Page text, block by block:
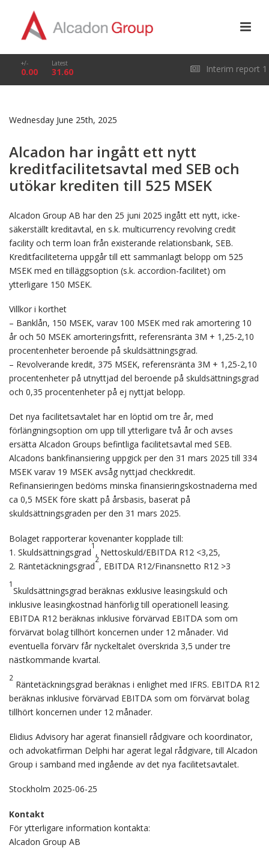
+/-
0.00
Latest
31.60 Interim report 1
Wednesday June 25th, 2025
Alcadon har ingått ett nytt
kreditfacilitetsavtal med SEB och
utökar krediten till 525 MSEK
Alcadon Group AB har den 25 juni 2025 ingått ett nytt, icke-
säkerställt kreditavtal, en s.k. multicurrency revolving credit
facility och term loan från existerande relationsbank, SEB.
Kreditfaciliteterna uppgår till ett sammanlagt belopp om 525
MSEK med en tilläggsoption (s.k. accordion-facilitet) om
ytterligare 150 MSEK.
Villkor i korthet
– Banklån, 150 MSEK, varav 100 MSEK med rak amortering 10
år och 50 MSEK amorteringsfritt, referensränta 3M + 1,25-2,10
procentenheter beroende på skuldsättningsgrad.
– Revolverande kredit, 375 MSEK, referensränta 3M + 1,25-2,10
procentenheter på utnyttjad del beroende på skuldsättningsgrad
och 0,35 procentenheter på ej nyttjat belopp.
Det nya facilitetsavtalet har en löptid om tre år, med
förlängningsoption om upp till ytterligare två år och avses
ersätta Alcadon Groups befintliga facilitetsavtal med SEB.
Alcadons bankfinansiering uppgick per den 31 mars 2025 till 334
MSEK varav 19 MSEK avsåg nyttjad checkkredit.
Refinansieringen bedöms minska finansieringskostnaderna med
ca 0,5 MSEK före skatt på årsbasis, baserat på
skuldsättningsgraden per den 31 mars 2025.
Bolaget rapporterar kovenanter kopplade till:
1. Skuldsättningsgrad
1
, Nettoskuld/EBITDA R12 <3,25,
2. Räntetäckningsgrad
2
, EBITDA R12/Finansnetto R12 >3
1
Skuldsättningsgrad beräknas exklusive leasingskuld och
inklusive leasingkostnad hänförlig till operationell leasing.
EBITDA R12 beräknas inklusive förvärvad EBITDA som om
förvärvat bolag tillhört koncernen under 12 månader. Vid
eventuella förvärv får nyckeltalet överskrida 3,5 under tre
nästkommande kvartal.
2
Räntetäckningsgrad beräknas i enlighet med IFRS. EBITDA R12
beräknas inklusive förvärvad EBITDA som om förvärvat bolag
tillhört koncernen under 12 månader.
Elidius Advisory har agerat finansiell rådgivare och koordinator,
och advokatfirman Delphi har agerat legal rådgivare, till Alcadon
Group i samband med ingående av det nya facilitetsavtalet.
Stockholm 2025-06-25
Kontakt
För ytterligare information kontakta:
Alcadon Group AB